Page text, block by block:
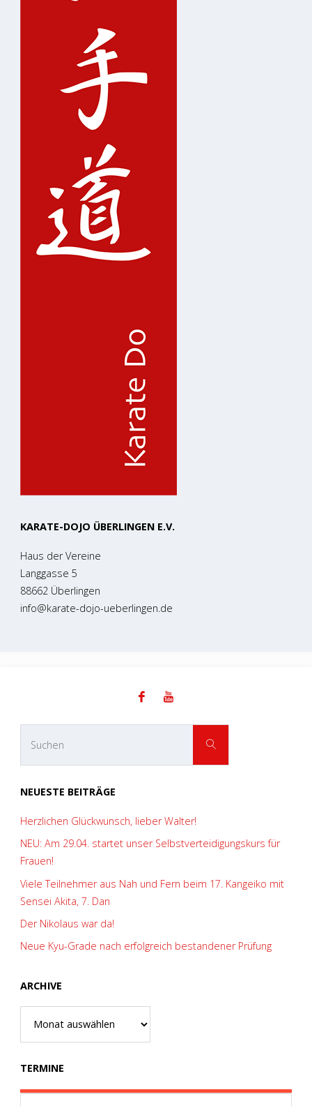
KARATE-DOJO ÜBERLINGEN E.V.
Haus der Vereine
Langgasse 5
88662 Überlingen
info@karate-dojo-ueberlingen.de
SUCHEN
NEUESTE BEITRÄGE
Herzlichen Glückwunsch, lieber Walter!
NEU: Am 29.04. startet unser Selbstverteidigungskurs für
Frauen!
Viele Teilnehmer aus Nah und Fern beim 17. Kangeiko mit
Sensei Akita, 7. Dan
Der Nikolaus war da!
Neue Kyu-Grade nach erfolgreich bestandener Prüfung
ARCHIVE
TERMINE